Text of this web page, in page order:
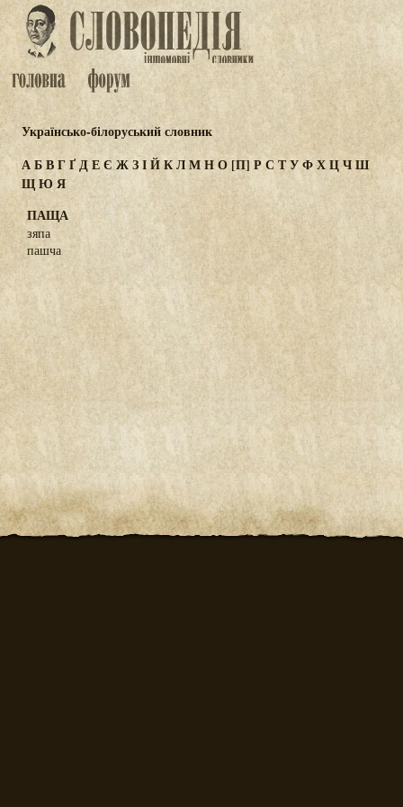
Українсько-білоруський словник
АБВГҐДЕЄ ЖЗІЙКЛМНО[П] Р С ТУФХЦЧШ
ЩЮ Я
ПАЩА
зяпа
пашча